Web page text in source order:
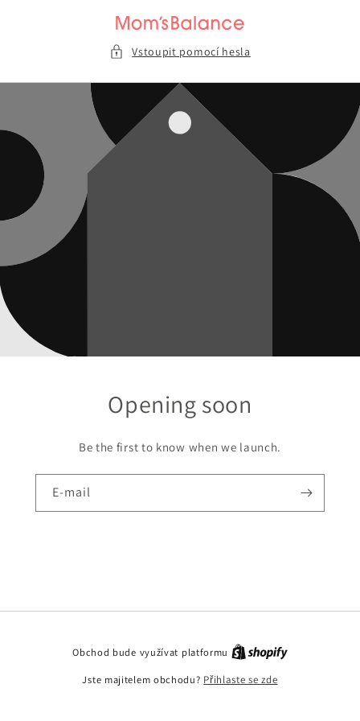
Vstoupit pomocí hesla
Opening soon
Be the first to know when we launch.
E-mail
Obchod bude využívat platformu
Jste majitelem obchodu? Přihlaste se zde